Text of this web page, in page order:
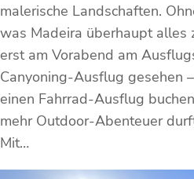
malerische Landschaften.
was Madeira überhaupt alles
erst am Vorabend am
Canyoning-Ausflug gesehen
einen Fahrrad-Ausflug
mehr Outdoor-Abenteuer
Mit…